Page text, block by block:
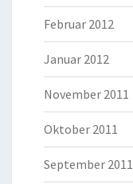
Februar 2012
Januar 2012
November 2011
Oktober 2011
September 2011